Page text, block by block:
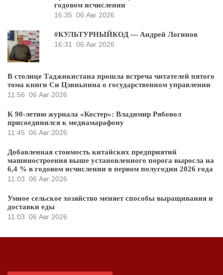
годовом исчислении
16:35 06 Авг 2026
#КУЛЬТУРНЫЙКОД — Андрей Логинов
16:31 06 Авг 2026
В столице Таджикистана прошла встреча читателей пятого
тома книги Си Цзиньпина о государственном управлении
11:56 06 Авг 2026
К 90-летию журнала «Костер»: Владимир Рябовол
присоединился к медиамарафону
11:45 06 Авг 2026
Добавленная стоимость китайских предприятий
машиностроения выше установленного порога выросла на
6,4 % в годовом исчислении в первом полугодии 2026 года
11:03 06 Авг 2026
Умное сельское хозяйство меняет способы выращивания и
доставки еды
11:03 06 Авг 2026